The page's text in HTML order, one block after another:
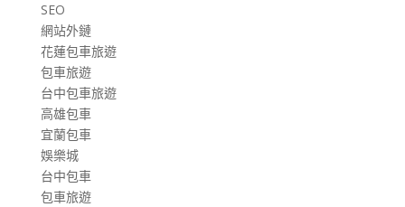
SEO
網站外鏈
花蓮包車旅遊
包車旅遊
台中包車旅遊
高雄包車
宜蘭包車
娛樂城
台中包車
包車旅遊